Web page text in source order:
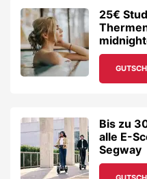
25€
Bis zu
alle E-
Segway